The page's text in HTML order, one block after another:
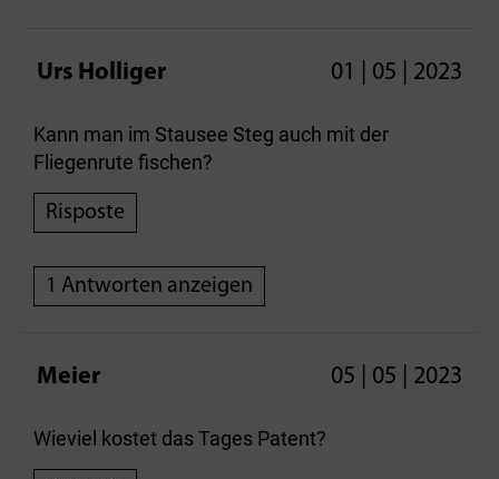
Urs Holliger 01 | 05 | 2023
Kann man im Stausee Steg auch mit der
Fliegenrute fischen?
Risposte
1 Antworten anzeigen
Meier 05 | 05 | 2023
Wieviel kostet das Tages Patent?